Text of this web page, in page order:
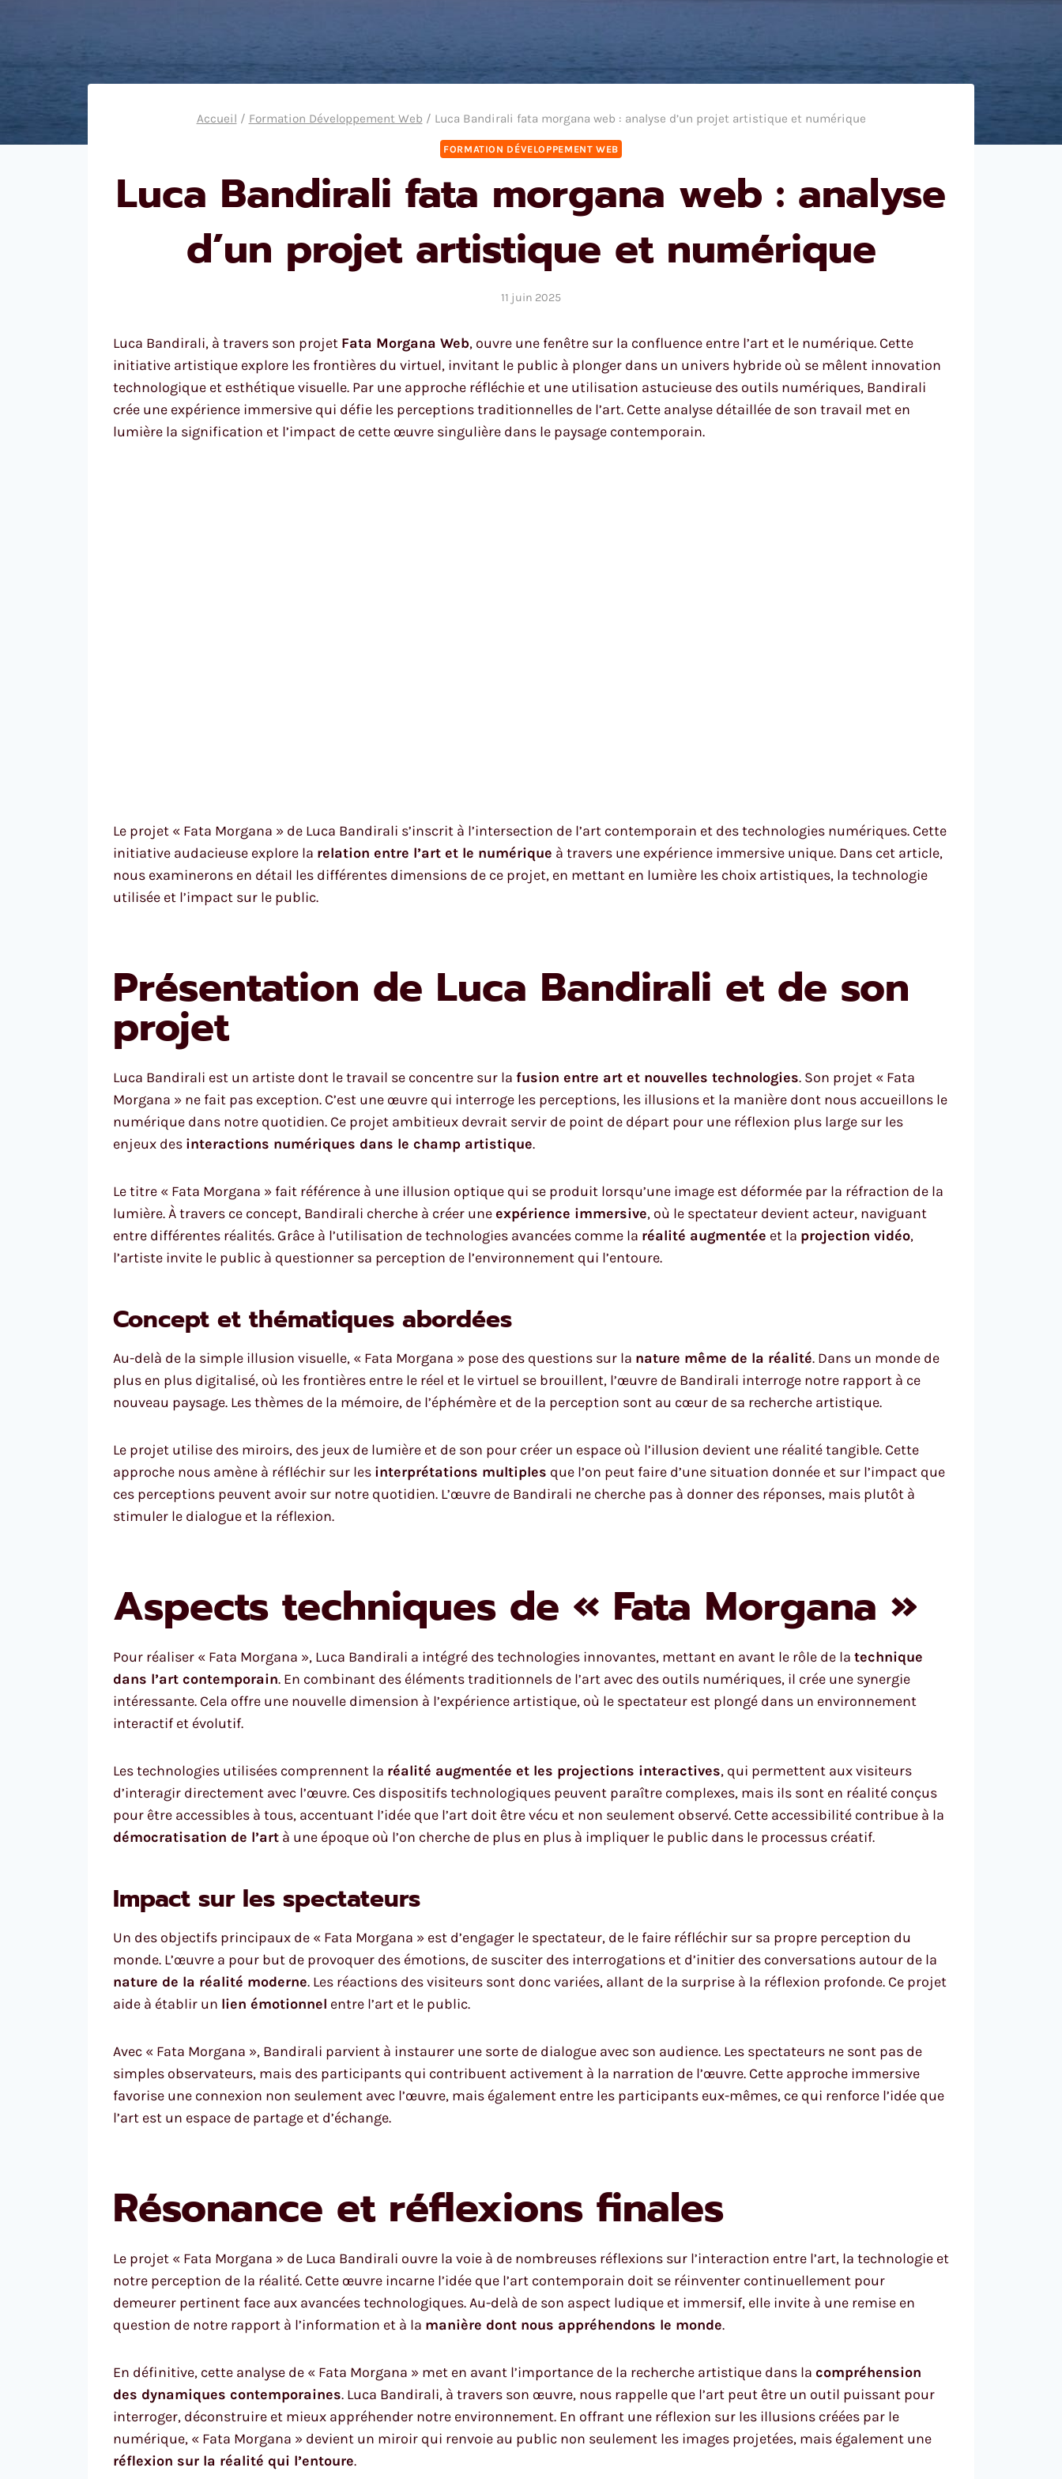
Accueil / Formation Développement Web / Luca Bandirali fata morgana web : analyse d’un projet artistique et numérique
FORMATION DÉVELOPPEMENT WEB
Luca Bandirali fata morgana web : analyse
d’un projet artistique et numérique
11 juin 2025
Luca Bandirali, à travers son projet Fata Morgana Web, ouvre une fenêtre sur la confluence entre l’art et le numérique. Cette
initiative artistique explore les frontières du virtuel, invitant le public à plonger dans un univers hybride où se mêlent innovation
technologique et esthétique visuelle. Par une approche réfléchie et une utilisation astucieuse des outils numériques, Bandirali
crée une expérience immersive qui défie les perceptions traditionnelles de l’art. Cette analyse détaillée de son travail met en
lumière la signification et l’impact de cette œuvre singulière dans le paysage contemporain.
Le projet « Fata Morgana » de Luca Bandirali s’inscrit à l’intersection de l’art contemporain et des technologies numériques. Cette
initiative audacieuse explore la relation entre l’art et le numérique à travers une expérience immersive unique. Dans cet article,
nous examinerons en détail les différentes dimensions de ce projet, en mettant en lumière les choix artistiques, la technologie
utilisée et l’impact sur le public.
Présentation de Luca Bandirali et de son
projet
Luca Bandirali est un artiste dont le travail se concentre sur la fusion entre art et nouvelles technologies. Son projet « Fata
Morgana » ne fait pas exception. C’est une œuvre qui interroge les perceptions, les illusions et la manière dont nous accueillons le
numérique dans notre quotidien. Ce projet ambitieux devrait servir de point de départ pour une réflexion plus large sur les
enjeux des interactions numériques dans le champ artistique.
Le titre « Fata Morgana » fait référence à une illusion optique qui se produit lorsqu’une image est déformée par la réfraction de la
lumière. À travers ce concept, Bandirali cherche à créer uneexpérience immersive, où le spectateur devient acteur, naviguant
entre différentes réalités. Grâce à l’utilisation de technologies avancées comme la réalité augmentée et la projection vidéo,
l’artiste invite le public à questionner sa perception de l’environnement qui l’entoure.
Concept et thématiques abordées
Au-delà de la simple illusion visuelle, « Fata Morgana » pose des questions sur la nature même de la réalité. Dans un monde de
plus en plus digitalisé, où les frontières entre le réel et le virtuel se brouillent, l’œuvre de Bandirali interroge notre rapport à ce
nouveau paysage. Les thèmes de la mémoire, de l’éphémère et de la perception sont au cœur de sa recherche artistique.
Le projet utilise des miroirs, des jeux de lumière et de son pour créer un espace où l’illusion devient une réalité tangible. Cette
approche nous amène à réfléchir sur les interprétations multiples que l’on peut faire d’une situation donnée et sur l’impact que
ces perceptions peuvent avoir sur notre quotidien. L’œuvre de Bandirali ne cherche pas à donner des réponses, mais plutôt à
stimuler le dialogue et la réflexion.
Aspects techniques de « Fata Morgana »
Pour réaliser « Fata Morgana », Luca Bandirali a intégré des technologies innovantes, mettant en avant le rôle de la technique
dans l’art contemporain. En combinant des éléments traditionnels de l’art avec des outils numériques, il crée une synergie
intéressante. Cela offre une nouvelle dimension à l’expérience artistique, où le spectateur est plongé dans un environnement
interactif et évolutif.
Les technologies utilisées comprennent la réalité augmentée et les projections interactives, qui permettent aux visiteurs
d’interagir directement avec l’œuvre. Ces dispositifs technologiques peuvent paraître complexes, mais ils sont en réalité conçus
pour être accessibles à tous, accentuant l’idée que l’art doit être vécu et non seulement observé. Cette accessibilité contribue à la
démocratisation de l’art à une époque où l’on cherche de plus en plus à impliquer le public dans le processus créatif.
Impact sur les spectateurs
Un des objectifs principaux de « Fata Morgana » est d’engager le spectateur, de le faire réfléchir sur sa propre perception du
monde. L’œuvre a pour but de provoquer des émotions, de susciter des interrogations et d’initier des conversations autour de la
nature de la réalité moderne. Les réactions des visiteurs sont donc variées, allant de la surprise à la réflexion profonde. Ce projet
aide à établir un lien émotionnel entre l’art et le public.
Avec « Fata Morgana », Bandirali parvient à instaurer une sorte de dialogue avec son audience. Les spectateurs ne sont pas de
simples observateurs, mais des participants qui contribuent activement à la narration de l’œuvre. Cette approche immersive
favorise une connexion non seulement avec l’œuvre, mais également entre les participants eux-mêmes, ce qui renforce l’idée que
l’art est un espace de partage et d’échange.
Résonance et réflexions finales
Le projet « Fata Morgana » de Luca Bandirali ouvre la voie à de nombreuses réflexions sur l’interaction entre l’art, la technologie et
notre perception de la réalité. Cette œuvre incarne l’idée que l’art contemporain doit se réinventer continuellement pour
demeurer pertinent face aux avancées technologiques. Au-delà de son aspect ludique et immersif, elle invite à une remise en
question de notre rapport à l’information et à la manière dont nous appréhendons le monde.
En définitive, cette analyse de « Fata Morgana » met en avant l’importance de la recherche artistique dans la compréhension
des dynamiques contemporaines. Luca Bandirali, à travers son œuvre, nous rappelle que l’art peut être un outil puissant pour
interroger, déconstruire et mieux appréhender notre environnement. En offrant une réflexion sur les illusions créées par le
numérique, « Fata Morgana » devient un miroir qui renvoie au public non seulement les images projetées, mais également une
réflexion sur la réalité qui l’entoure.